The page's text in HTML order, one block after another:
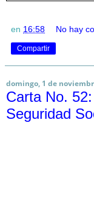
en 16:58 No hay
Compartir
domingo, 1 de
Carta No.
Seguridad